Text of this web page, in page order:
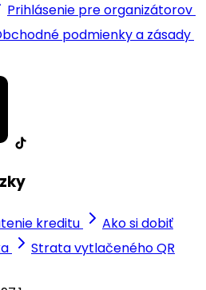
Prihlásenie pre organizátorov
podmienky a zásady
kreditu
Ako si dobiť
Strata vytlačeného QR